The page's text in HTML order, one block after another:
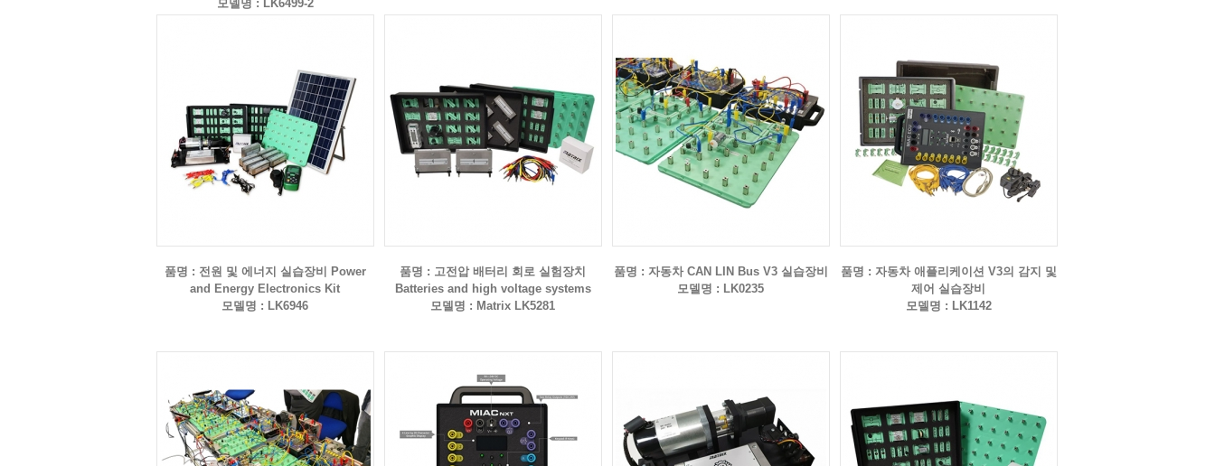
모델명 : LK6499-2
품명 : 전원 및 에너지 실습장비 Power
and Energy Electronics Kit
모델명 : LK6946
품명 : 고전압 배터리 회로 실험장치
Batteries and high voltage systems
모델명 : Matrix LK5281
품명 : 자동차 CAN LIN Bus V3 실습장비
모델명 : LK0235
품명 : 자동차 애플리케이션 V3의 감지 및
제어 실습장비
모델명 : LK1142